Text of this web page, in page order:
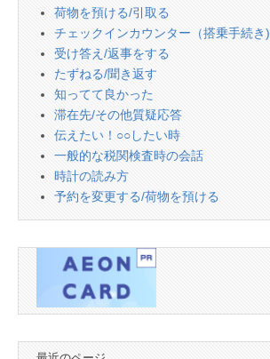
荷物を預ける/引取る
チェックインカウンター（搭乗手続き)
受け答え/返事をする
たずねる/聞き返す
知ってて良かった
滞在先/その他質疑応答
伝えたい！○○したい時
一般的な税関検査時の会話
時計の読み方
予約を変更する/荷物を預ける